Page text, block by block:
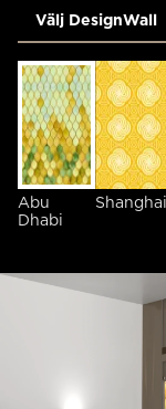
Abu
Dhabi
Shanghai
Välj DesignWall